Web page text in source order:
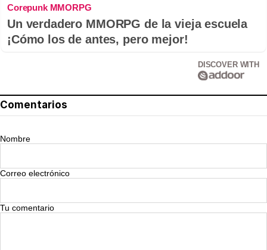
Corepunk MMORPG
Un verdadero MMORPG de la vieja escuela
¡Cómo los de antes, pero mejor!
DISCOVER WITH
Comentarios
Nombre
Correo electrónico
Tu comentario